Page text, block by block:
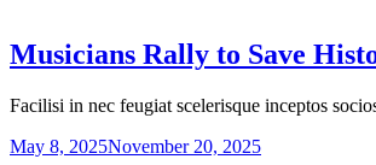
Musicians Rally to Save
Facilisi in nec feugiat scelerisque inceptos
May 8, 2025November 20, 2025